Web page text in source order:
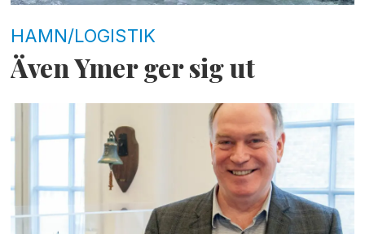
HAMN/LOGISTIK
Även Ymer ger sig ut